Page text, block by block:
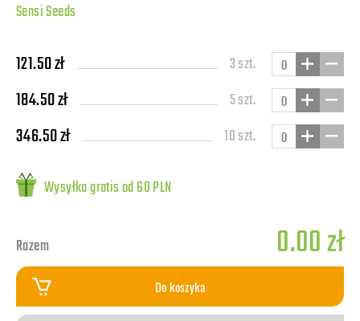
Sensi Seeds
121.50 zł 3 szt.
184.50 zł 5 szt.
346.50 zł 10 szt.
Wysyłka gratis od 60 PLN
Razem 0.00 zł
Do koszyka